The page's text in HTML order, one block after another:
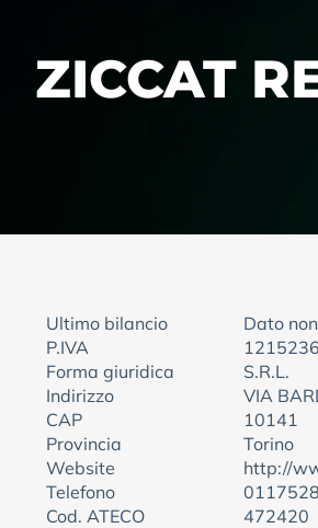
ZICCAT
Ultimo bilancio
Dato
P.IVA
Forma giuridica
S.R.L.
Indirizzo
VIA
CAP
10141
Provincia
Torino
Website
http://
Telefono
Cod. ATECO
472420